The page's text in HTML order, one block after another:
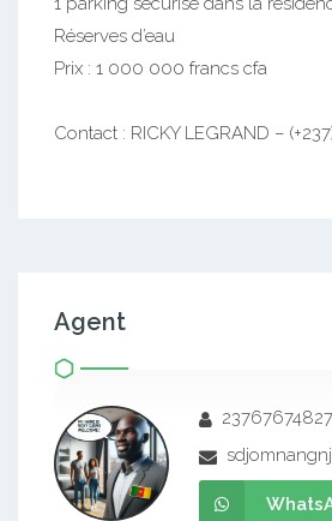
Réserves d’eau
Prix : 1 000 000 francs cfa
Contact : RICKY LEGRAND –
Agent